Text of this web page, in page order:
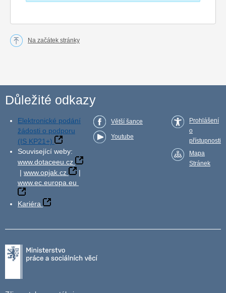
Na začátek stránky
Důležité odkazy
Elektronické podání
žádosti o podporu
(IS KP21+)
Související weby:
www.dotaceeu.cz
| www.opjak.cz
|
www.ec.europa.eu
Kariéra
Větší šance
Youtube
Prohlášení
o
přístupnosti
Mapa
Stránek